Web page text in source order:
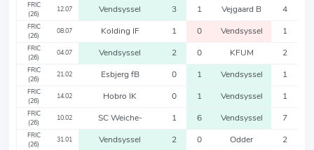
FRIC
(26)
12.07 Vendsyssel 3 1 Vejgaard B 4
FRIC
(26)
08.07 Kolding IF 1 0 Vendsyssel 1
FRIC
(26)
04.07 Vendsyssel 2 0 KFUM 2
FRIC
(26)
21.02 Esbjerg fB 0 1 Vendsyssel 1
FRIC
(26)
14.02 Hobro IK 0 1 Vendsyssel 1
FRIC
(26)
10.02 SC Weiche- 1 6 Vendsyssel 7
FRIC
(26)
31.01 Vendsyssel 2 0 Odder 2